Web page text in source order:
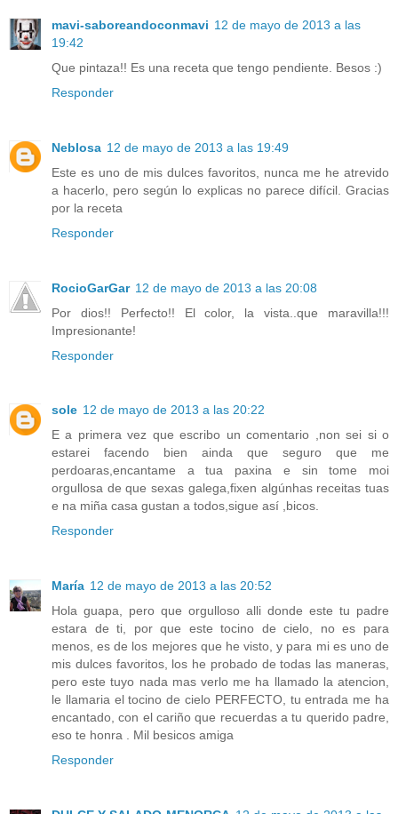
mavi-saboreandoconmavi 12 de mayo de 2013 a las
19:42
Que pintaza!! Es una receta que tengo pendiente. Besos :)
Responder
Neblosa 12 de mayo de 2013 a las 19:49
Este es uno de mis dulces favoritos, nunca me he atrevido
a hacerlo, pero según lo explicas no parece difícil. Gracias
por la receta
Responder
RocioGarGar 12 de mayo de 2013 a las 20:08
Por dios!! Perfecto!! El color, la vista..que maravilla!!!
Impresionante!
Responder
sole 12 de mayo de 2013 a las 20:22
E a primera vez que escribo un comentario ,non sei si o
estarei facendo bien ainda que seguro que me
perdoaras,encantame a tua paxina e sin tome moi
orgullosa de que sexas galega,fixen algúnhas receitas tuas
e na miña casa gustan a todos,sigue así ,bicos.
Responder
María 12 de mayo de 2013 a las 20:52
Hola guapa, pero que orgulloso alli donde este tu padre
estara de ti, por que este tocino de cielo, no es para
menos, es de los mejores que he visto, y para mi es uno de
mis dulces favoritos, los he probado de todas las maneras,
pero este tuyo nada mas verlo me ha llamado la atencion,
le llamaria el tocino de cielo PERFECTO, tu entrada me ha
encantado, con el cariño que recuerdas a tu querido padre,
eso te honra . Mil besicos amiga
Responder